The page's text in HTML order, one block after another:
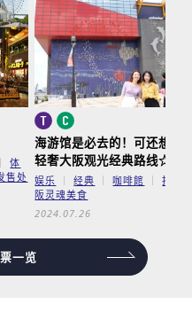
体
售处
海游馆是必去的！可还想要
轻奢大阪观光经典路线☆
娱乐 经典 咖啡館
拍照
阪灵魂美食
2024.07.26
一览